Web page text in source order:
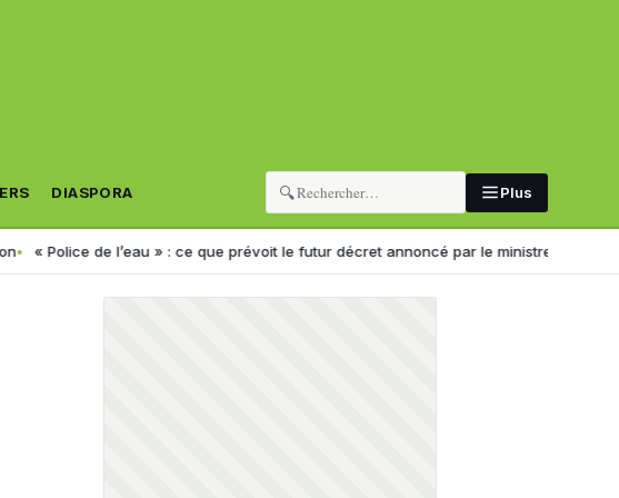
DIASPORA 🔍 Plus
de l’eau » : ce que prévoit le futur décret annoncé par le ministre Nouveau